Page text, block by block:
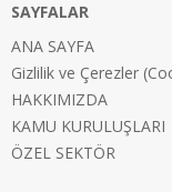
SAYFALAR
ANA SAYFA
Gizlilik ve Çerezler
HAKKIMIZDA
KAMU KURULUŞLARI
ÖZEL SEKTÖR